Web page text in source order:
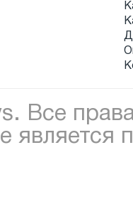
Все
является